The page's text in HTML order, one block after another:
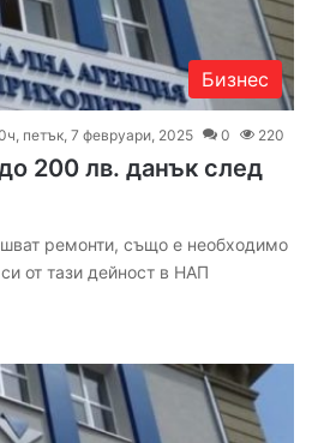
Бизнес
петък, 7 февруари, 2025 0 220
200 лв. данък след
ремонти, също е необходимо
от тази дейност в НАП